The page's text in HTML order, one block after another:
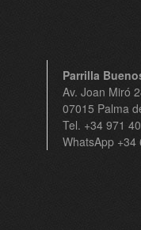
Parrilla
Av. Joan Miró
07015 Palma
Tel. +34 971
WhatsApp +34